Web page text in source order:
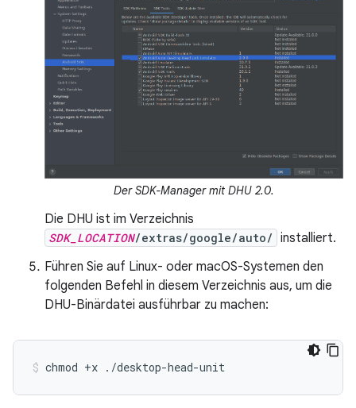
Der SDK-Manager mit DHU 2.0.
Die DHU ist im Verzeichnis
SDK_LOCATION/extras/google/auto/ installiert.
Führen Sie auf Linux- oder macOS-Systemen den
folgenden Befehl in diesem Verzeichnis aus, um die
DHU-Binärdatei ausführbar zu machen:
chmod +x ./desktop-head-unit